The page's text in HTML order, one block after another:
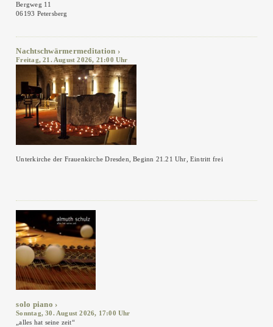
Bergweg 11
06193 Petersberg
Nachtschwärmermeditation
Freitag, 21. August 2026, 21:00 Uhr
Unterkirche der Frauenkirche Dresden, Beginn 21.21 Uhr, Eintritt frei
solo piano
Sonntag, 30. August 2026, 17:00 Uhr
„alles hat seine zeit“